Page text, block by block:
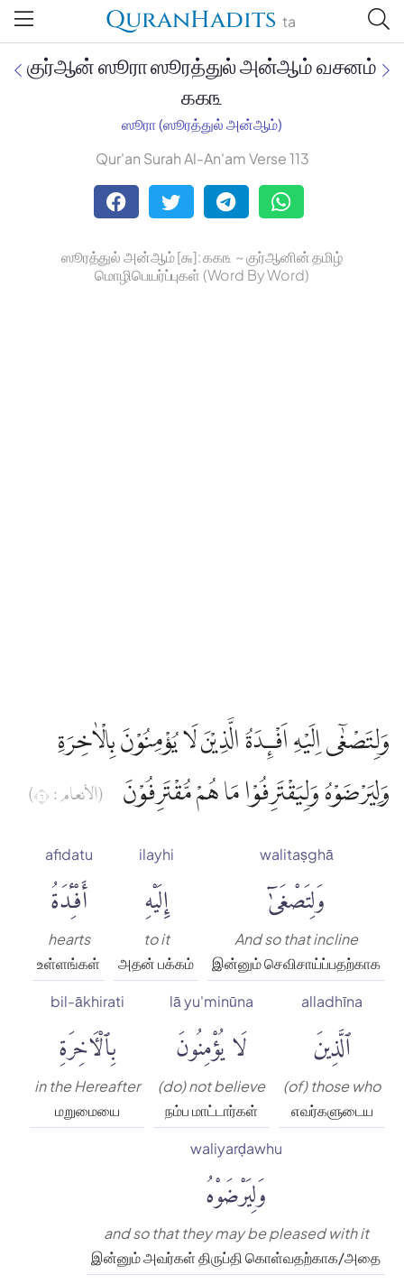
QuranHadits ta
Jan Trust Foundation
Mufti Omar Sheriff Qasimi,
குர்ஆன் ஸூரா ஸூரத்துல் அன்ஆம் வசனம்
௧௧௩
ஸூரா (ஸூரத்துல் அன்ஆம்)
Qur'an Surah Al-An'am Verse 113
ஸூரத்துல் அன்ஆம் [௬]: ௧௧௩ ~ குர்ஆனின் தமிழ்
மொழிபெயர்ப்புகள் (Word By Word)
وَلِتَصْغٰٓى اِلَيْهِ اَفْـِٕدَةُ الَّذِيْنَ لَا يُؤْمِنُوْنَ بِالْاٰخِرَةِ
وَلِيَرْضَوْهُ وَلِيَقْتَرِفُوْا مَا هُمْ مُّقْتَرِفُوْنَ
(الأنعام : ٦)
walitaṣghā
وَلِتَصْغَىٰٓ
And so that incline
இன்னும் செவிசாய்ப்பதற்காக
ilayhi
إِلَيْهِ
to it
அதன் பக்கம்
afidatu
أَفْـِٔدَةُ
hearts
உள்ளங்கள்
alladhīna
ٱلَّذِينَ
(of) those who
எவர்களுடைய
lā yu'minūna
لَا يُؤْمِنُونَ
(do) not believe
நம்ப மாட்டார்கள்
bil-ākhirati
بِٱلْءَاخِرَةِ
in the Hereafter
மறுமையை
waliyarḍawhu
وَلِيَرْضَوْهُ
and so that they may be pleased with it
இன்னும் அவர்கள் திருப்தி கொள்வதற்காக/அதை